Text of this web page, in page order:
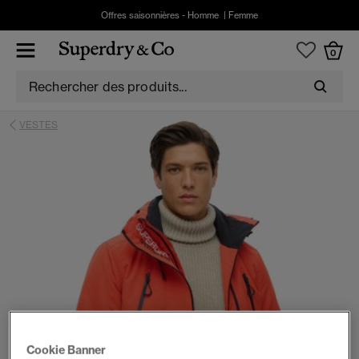
Offres saisonnières - Homme Femme
0
VESTES
Cookie Banner